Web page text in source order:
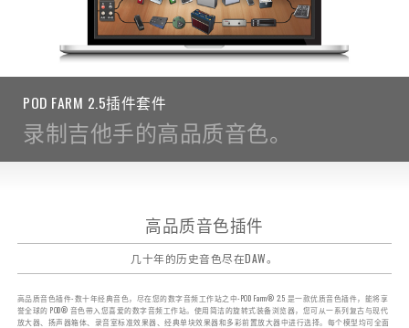
POD FARM 2.5插件套件
录制吉他手的高品质音色。
高品质音色插件
几十年的历史音色尽在DAW。
高品质音色插件-数十年经典音色，尽在您的数字音频工作站之中-POD Farm® 2.5 是一款优质音色插件，能将享
誉全球的 POD® 音色带入您喜爱的数字音频工作站。使用简洁的旋转式装备浏览器，您可从一系列复古与现代
放大器、扬声器箱体、录音室标准效果器、经典单块效果器和多彩前置放大器中进行选择。每个模型均可全面